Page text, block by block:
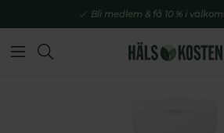
Bli medlem & få 10 % i